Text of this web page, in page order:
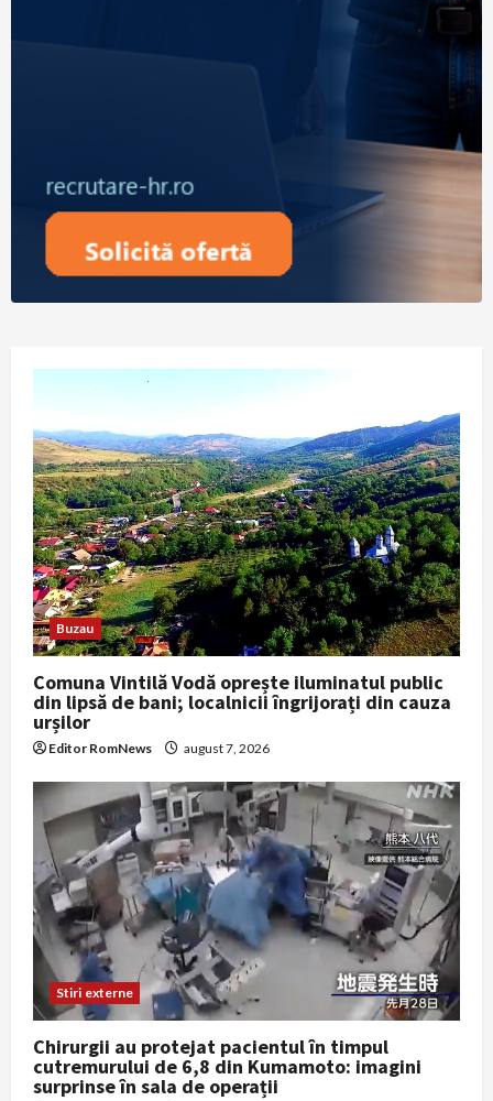
Buzau
Comuna Vintilă Vodă oprește iluminatul public
din lipsă de bani; localnicii îngrijorați din cauza
urșilor
Editor RomNews august 7, 2026
Stiri externe
Chirurgii au protejat pacientul în timpul
cutremurului de 6,8 din Kumamoto: imagini
surprinse în sala de operații